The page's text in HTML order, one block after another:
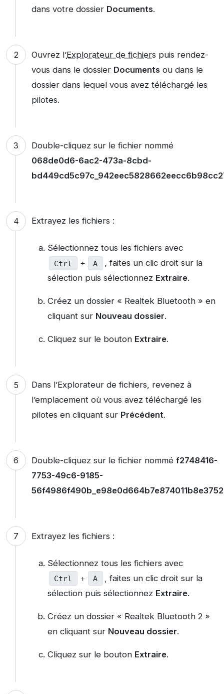
dans votre dossier Documents.
Ouvrez l’Explorateur de fichiers puis rendez-
vous dans le dossier Documentsou dans le
dossier dans lequel vous avez téléchargé les
pilotes.
Double-cliquez sur le fichier nommé
068de0d6-6ac2-473a-8cbd-
Extrayez les fichiers :
Sélectionnez tous les fichiers avec
Ctrl + A
, faites un clic droit sur la
sélection puis sélectionnez Extraire.
Créez un dossier « Realtek Bluetooth » en
cliquant sur Nouveau dossier.
Cliquez sur le bouton Extraire.
Dans l’Explorateur de fichiers, revenez à
l’emplacement où vous avez téléchargé les
pilotes en cliquant sur Précédent.
Double-cliquez sur le fichier nommé f2748416-
7753-49c6-9185-
Extrayez les fichiers :
Sélectionnez tous les fichiers avec
Ctrl + A
, faites un clic droit sur la
sélection puis sélectionnez Extraire.
Créez un dossier « Realtek Bluetooth 2 »
en cliquant sur Nouveau dossier.
Cliquez sur le bouton Extraire.